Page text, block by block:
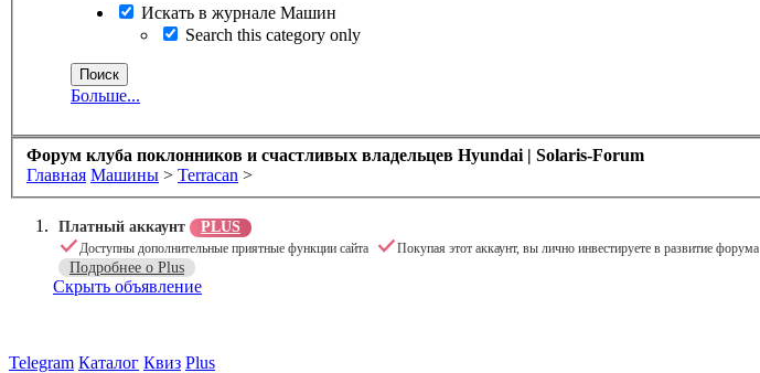
Искать в журнале Машин
Search this category only
Больше...
Форум клуба поклонников и счастливых владельцев Hyundai | Solaris-Forum
Главная Машины > Terracan >
Платный аккаунт PLUS
Доступны дополнительные приятные функции сайта Покупая этот аккаунт, вы лично инвестируете в развитие форума
Подробнее о Plus
Скрыть объявление
Telegram Каталог Квиз Plus